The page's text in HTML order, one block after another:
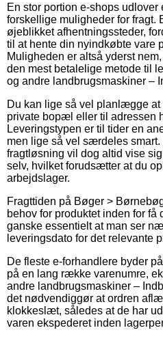
En stor portion e-shops
forskellige muligheder for fragt.
øjeblikket afhentningssteder,
til at hente din nyindkøbte vare
Muligheden er altså yderst
den mest betalelige metode til
og andre landbrugsmaskiner –
Du kan lige så vel planlægge
private bopæl eller til adressen
Leveringstypen er til tider en
men lige så vel særdeles
fragtløsning vil dog altid vise
selv, hvilket forudsætter at du
arbejdslager.
Fragttiden på Bøger >
behov for produktet inden for få
ganske essentielt at man ser
leveringsdato for det relevante
De fleste e-forhandlere byder
på en lang række varenumre,
andre landbrugsmaskiner –
det nødvendiggør at ordren
klokkeslæt, således at de har
varen ekspederet inden